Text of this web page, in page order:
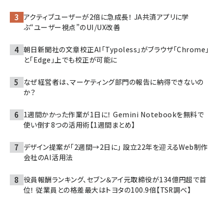
アクティブユーザーが2倍に急成長！ JA共済アプリに学
ぶ“ユーザー視点”のUI/UX改善
朝日新聞社の文章校正AI「Typoless」がブラウザ「Chrome」
と「Edge」上でも校正が可能に
なぜ経営者は、マーケティング部門の報告に納得できないの
か？
1週間かかった作業が1日に！ Gemini Notebookを無料で
使い倒す8つの活用術【1週間まとめ】
デザイン提案が「2週間→2日に」 設立22年を迎えるWeb制作
会社のAI活用法
役員報酬ランキング、セブン＆アイ元取締役が134億円超で首
位！ 従業員との格差最大はトヨタの100.9倍【TSR調べ】